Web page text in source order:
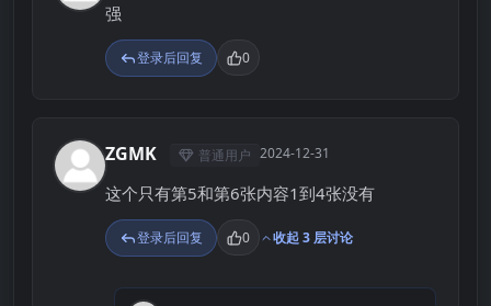
强
登录后回复 0
Z ZGMK 普通用户 2024-12-31
这个只有第5和第6张内容1到4张没有
登录后回复 0 收起 3 层讨论